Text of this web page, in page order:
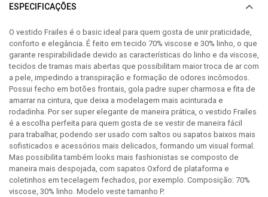
ESPECIFICAÇÕES
O vestido Frailes é o basic ideal para quem gosta de unir praticidade,
conforto e elegância. É feito em tecido 70% viscose e 30% linho, o que
garante respirabilidade devido as características do linho e da viscose,
tecidos de tramas mais abertas que possibilitam maior troca de ar com
a pele, impedindo a transpiração e formação de odores incômodos.
Possui fecho em botões frontais, gola padre super charmosa e fita de
amarrar na cintura, que deixa a modelagem mais acinturada e
rodadinha. Por ser super elegante de maneira prática, o vestido Frailes
é a escolha perfeita para quem gosta de se vestir de maneira fácil
para trabalhar, podendo ser usado com saltos ou sapatos baixos mais
sofisticados e acessórios mais delicados, formando um visual formal.
Mas possibilita também looks mais fashionistas se composto de
maneira mais despojada, com sapatos Oxford de plataforma e
coletinhos em tecelagem fechados, por exemplo. Composição: 70%
viscose, 30% linho. Modelo veste tamanho P.